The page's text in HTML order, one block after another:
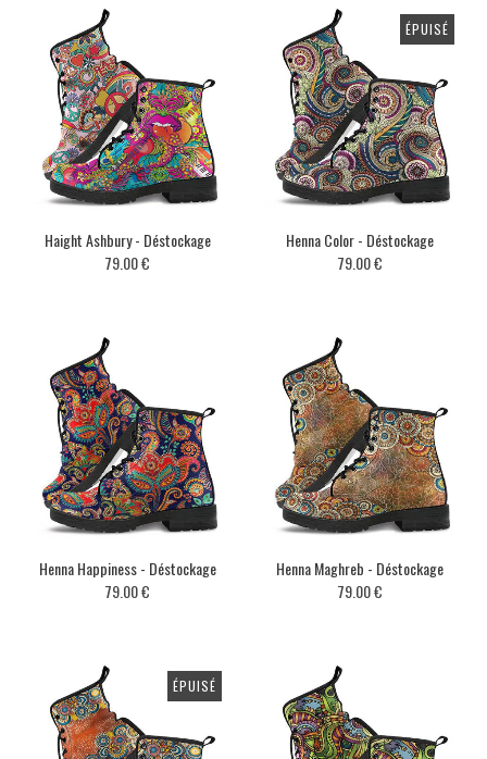
Haight Ashbury - Déstockage
79.00 €
ÉPUISÉ
Henna Color - Déstockage
79.00 €
Henna Happiness - Déstockage
79.00 €
Henna Maghreb - Déstockage
79.00 €
ÉPUISÉ